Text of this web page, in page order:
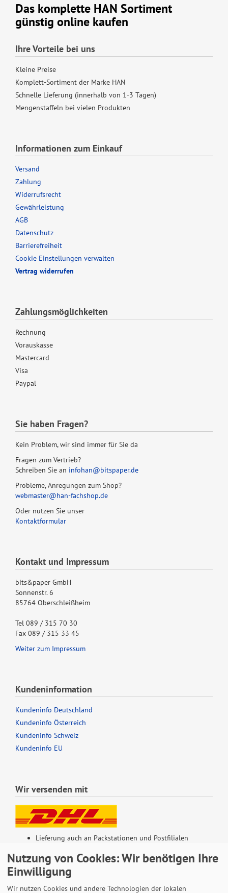
Das komplette HAN Sortiment
günstig online kaufen
Ihre Vorteile bei uns
Kleine Preise
Komplett-Sortiment der Marke HAN
Schnelle Lieferung (innerhalb von 1-3 Tagen)
Mengenstaffeln bei vielen Produkten
Informationen zum Einkauf
Versand
Zahlung
Widerrufsrecht
Gewährleistung
AGB
Datenschutz
Barrierefreiheit
Cookie Einstellungen verwalten
Vertrag widerrufen
Zahlungsmöglichkeiten
Rechnung
Vorauskasse
Mastercard
Visa
Paypal
Sie haben Fragen?
Kein Problem, wir sind immer für Sie da
Fragen zum Vertrieb?
Schreiben Sie an infohan@bitspaper.de
Probleme, Anregungen zum Shop?
webmaster@han-fachshop.de
Oder nutzen Sie unser
Kontaktformular
Kontakt und Impressum
bits&paper GmbH
Sonnenstr. 6
85764 Oberschleißheim
Tel 089 / 315 70 30
Fax 089 / 315 33 45
Weiter zum Impressum
Kundeninformation
Kundeninfo Deutschland
Kundeninfo Österreich
Kundeninfo Schweiz
Kundeninfo EU
Wir versenden mit
Lieferung auch an Packstationen und Postfilialen
Nutzung von Cookies: Wir benötigen Ihre
Einwilligung
Wir nutzen Cookies und andere Technologien der lokalen